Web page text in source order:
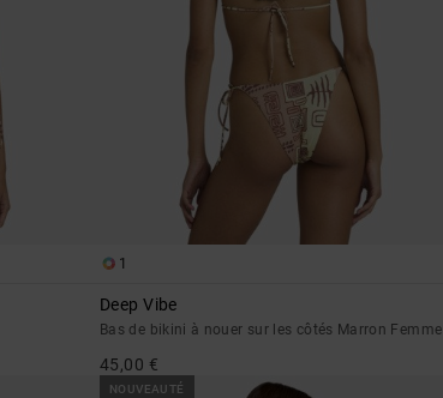
1
Deep Vibe
Bas de bikini à nouer sur les côtés Marron Femme
45,00 €
NOUVEAUTÉ